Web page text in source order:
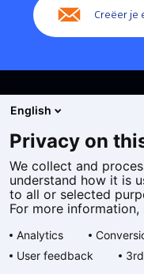
Creëer je
Cookies
Privacy statement
Toegankelijkheid
Algemene
English
Privacy on
We collect and
understand how it is
to all or selected
For more
Analytics
User feedback